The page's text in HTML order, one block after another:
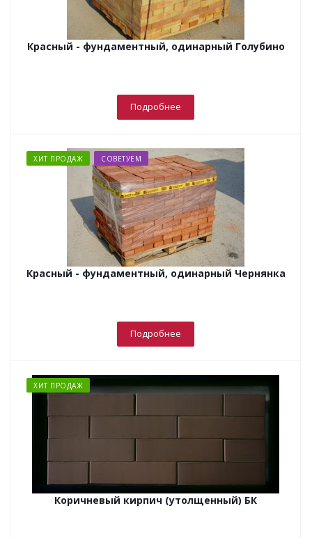
Красный - фундаментный, одинарный Голубино
Подробнее
ХИТ ПРОДАЖ СОВЕТУЕМ
Красный - фундаментный, одинарный Чернянка
Подробнее
ХИТ ПРОДАЖ
Коричневый кирпич (утолщенный) БК